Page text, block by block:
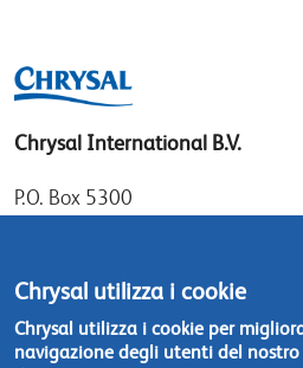
Chrysal International B.V.
P.O. Box 5300
1411 DD Naarden
The Netherlands
Chrysal utilizza i cookie
Chrysal utilizza i cookie per
navigazione degli utenti del